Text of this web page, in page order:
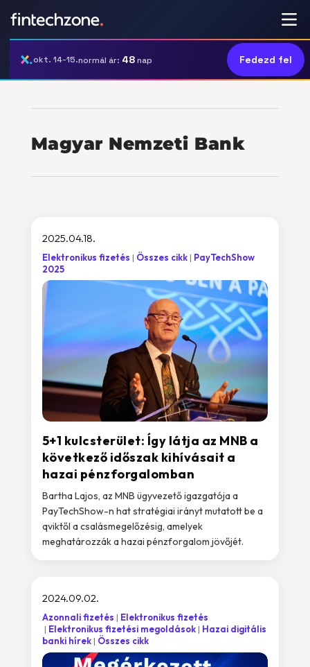
okt. 14-15.normál ár: 48nap Fedezd fel
Magyar Nemzeti Bank
5+1 kulcsterület: Így látja az MNB a
következő időszak kihívásait a
hazai pénzforgalomban
2025.04.18.
Elektronikus fizetés Összes cikk
PayTechShow
2025
Bartha Lajos, az MNB ügyvezető igazgatója a
PayTechShow-n hat stratégiai irányt mutatott be a
qviktől a csalásmegelőzésig, amelyek
meghatározzák a hazai pénzforgalom jövőjét.
2024.09.02.
Azonnali fizetés
Elektronikus fizetés
Elektronikus fizetési megoldások
Hazai digitális
banki hírek
Összes cikk